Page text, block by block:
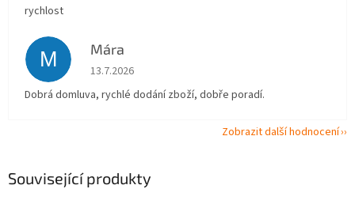
Související produkty
rychlost
M Mára
Hodnocení obchodu je 5 z 5 hvězdiček.
13.7.2026
Dobrá domluva, rychlé dodání zboží, dobře poradí.
Zobrazit další hodnocení